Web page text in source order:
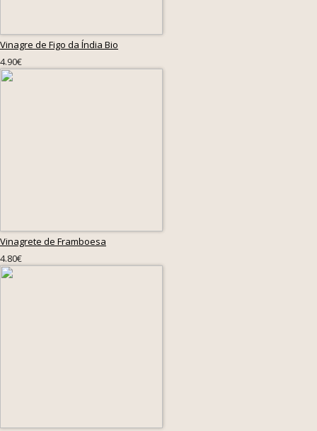
Vinagre de Figo da Índia Bio
4.90€
Vinagrete de Framboesa
4.80€